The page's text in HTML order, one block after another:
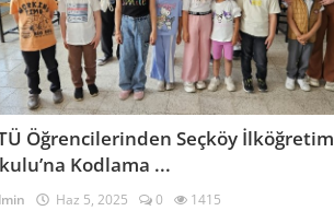
Öğrencilerinden Seçköy İlköğretim
Kodlama ...
Haz 5, 2025 0 1415